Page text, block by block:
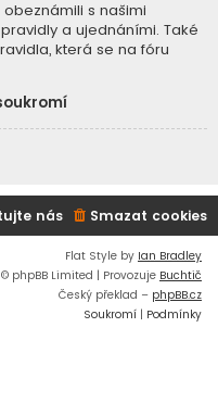
s našimi
a ujednáními. Také
která se na fóru
Smazat cookies
nás
Flat Style by Ian Bradley
phpBB Limited | Provozuje Buchtič
Český překlad – phpBB.cz
Soukromí | Podmínky